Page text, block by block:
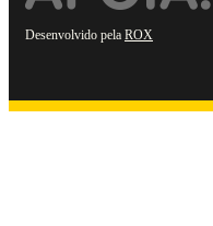
Desenvolvido pela ROX